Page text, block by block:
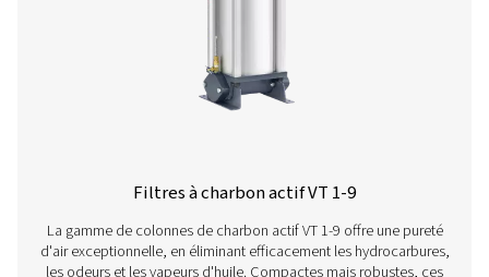
Filtres à brides FF 1-12
revêtements de protection garantissant une durée de
couvercle rotatif pour faciliter l'entretien.